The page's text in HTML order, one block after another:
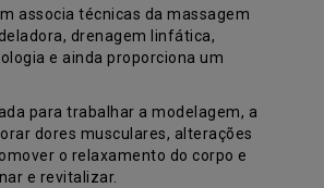
associa técnicas da massagem
drenagem linfática,
e ainda proporciona um
para trabalhar a modelagem, a
dores musculares, alterações
o relaxamento do corpo e
e revitalizar.